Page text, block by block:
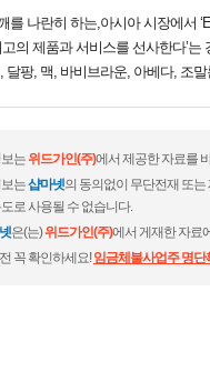
나란히 하는,아시아 시장에서
의 제품과 서비스를 선사한다’
팡, 맥, 바비브라운, 아베다, 조
는위드가인(주)에서 제공한 자료를
는샵마넷의 동의없이 무단전재 또
로 사용될 수 없습니다.
은(는)위드가인(주)에서 게재한 자료
꼭 확인하세요!임금체불사업주 명